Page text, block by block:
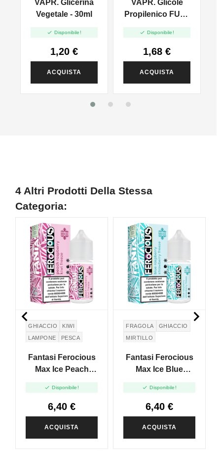
VAPR. Glicerina
Vegetale - 30ml
 Disponibile!
1,20 €
ACQUISTA
VAPR. Glicole
Propilenico FULL
 Disponibile!
1,68 €
ACQUISTA
4 Altri Prodotti Della Stessa
Categoria:
GHIACCIO
KIWI
LAMPONE
PESCA
Fantasi Ferocious
Max Ice Peach
Freeze - Mini Shot
10+10
 Disponibile!
6,40 €
ACQUISTA
FRAGOLA
GHIACCIO
MIRTILLO
Fantasi Ferocious
Max Ice Blue
Strawberry Freeze
- Mini Shot 10+10
 Disponibile!
6,40 €
ACQUISTA
 